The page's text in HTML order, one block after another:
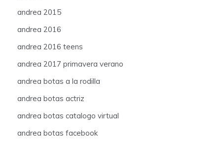
andrea 2015
andrea 2016
andrea 2016 teens
andrea 2017 primavera verano
andrea botas a la rodilla
andrea botas actriz
andrea botas catalogo virtual
andrea botas facebook